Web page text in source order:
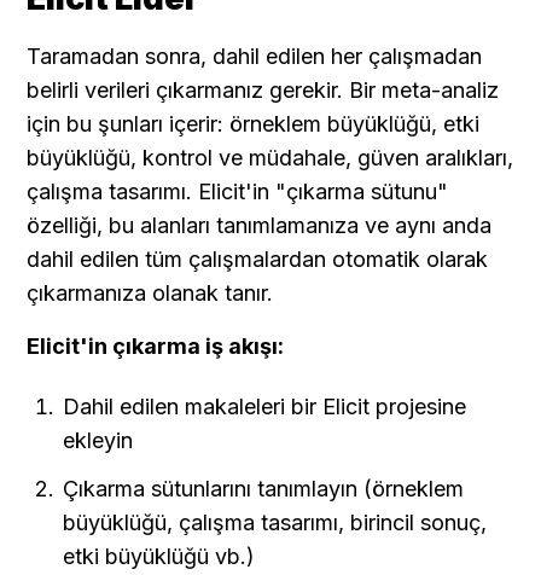
Taramadan sonra, dahil edilen her çalışmadan
belirli verileri çıkarmanız gerekir. Bir meta-analiz
için bu şunları içerir: örneklem büyüklüğü, etki
büyüklüğü, kontrol ve müdahale, güven aralıkları,
çalışma tasarımı. Elicit'in "çıkarma sütunu"
özelliği, bu alanları tanımlamanıza ve aynı anda
dahil edilen tüm çalışmalardan otomatik olarak
çıkarmanıza olanak tanır.
Elicit'in çıkarma iş akışı:
Dahil edilen makaleleri bir Elicit projesine
ekleyin
Çıkarma sütunlarını tanımlayın (örneklem
büyüklüğü, çalışma tasarımı, birincil sonuç,
etki büyüklüğü vb.)